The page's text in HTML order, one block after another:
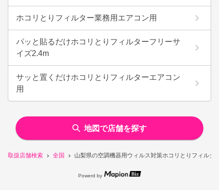
取扱店舗検索 全国 山梨県の空調機器用ウィルス対策ホコリとりフィルタ
ホコリとりフィルター業務用エアコン用
パッと貼るだけホコリとりフィルターフリーサ
イズ2.4m
サッと置くだけホコリとりフィルターエアコン
用
地図で店舗を探す
Powerd by